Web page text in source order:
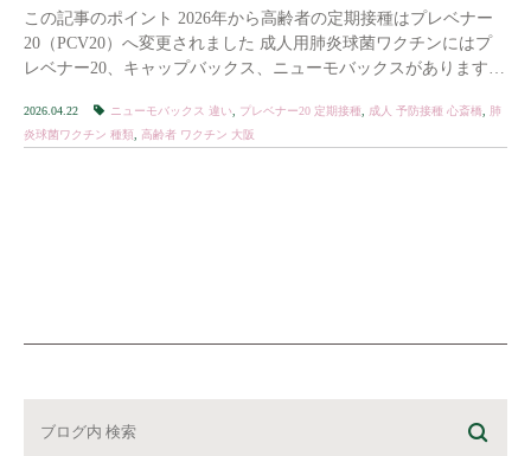
この記事のポイント 2026年から高齢者の定期接種はプレベナー
20（PCV20）へ変更されました 成人用肺炎球菌ワクチンにはプ
レベナー20、キャップバックス、ニューモバックスがあります
2026.04.22 ニューモバックス 違い プレベナー20 定期接種 成人 予防接種 心斎橋
肺
炎球菌ワクチン 種類
高齢者 ワクチン 大阪